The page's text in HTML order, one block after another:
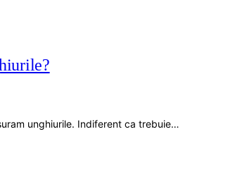
unghiurile. Indiferent ca trebuie…